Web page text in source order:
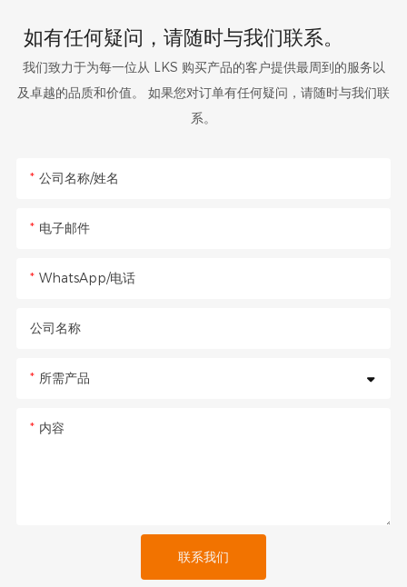
如有任何疑问，请随时与我们联系。
我们致力于为每一位从 LKS 购买产品的客户提供最周到的服务以
及卓越的品质和价值。 如果您对订单有任何疑问，请随时与我们联
系。
公司名称/姓名
电子邮件
WhatsApp/电话
公司名称
所需产品
内容
联系我们